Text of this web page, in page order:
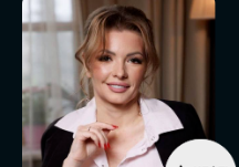
СТАНЬТЕ
ЭКСПОНЕНТОМ
IT Solutions for Business